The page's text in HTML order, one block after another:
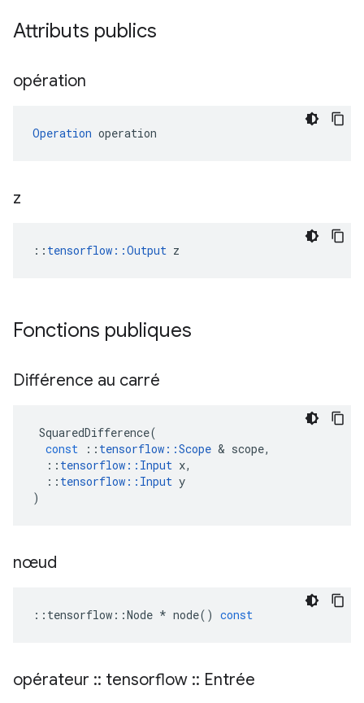
Attributs publics
opération
Operation operation
z
:: tensorflow::Output z
Fonctions publiques
Différence au carré
SquaredDifference(
const
:: tensorflow ::Scope & scope,
:: tensorflow :: Input x,
:: tensorflow :: Input y
)
nœud
:: tensorflow ::Node * node() const
opérateur :: tensorflow :: Entrée